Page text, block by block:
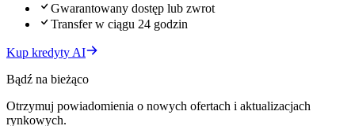
Gwarantowany dostęp lub zwrot
Transfer w ciągu 24 godzin
Kup kredyty AI
Bądź na bieżąco
Otrzymuj powiadomienia o nowych ofertach i aktualizacjach
rynkowych.